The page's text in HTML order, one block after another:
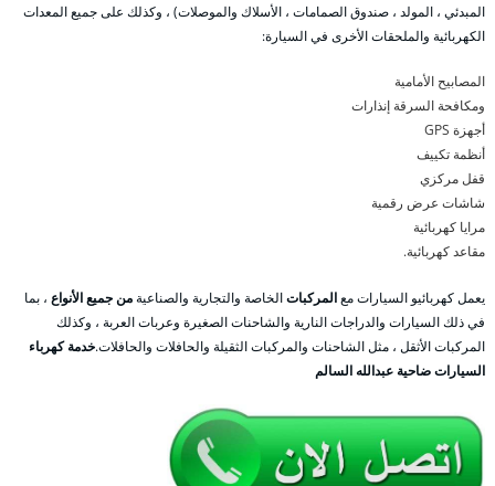
المبدئي ، المولد ، صندوق الصمامات ، الأسلاك والموصلات) ، وكذلك على جميع المعدات
الكهربائية والملحقات الأخرى في السيارة:
المصابيح الأمامية
ومكافحة السرقة إنذارات
أجهزة GPS
أنظمة تكييف
قفل مركزي
شاشات عرض رقمية
مرايا كهربائية
مقاعد كهربائية.
يعمل كهربائيو السيارات معالمركباتالخاصة والتجارية والصناعيةمن جميع الأنواع ، بما
في ذلك السيارات والدراجات النارية والشاحنات الصغيرة وعربات العربة ، وكذلك
المركبات الأثقل ، مثل الشاحنات والمركبات الثقيلة والحافلات والحافلات.خدمة كهرباء
السيارات ضاحية عبدالله السالم